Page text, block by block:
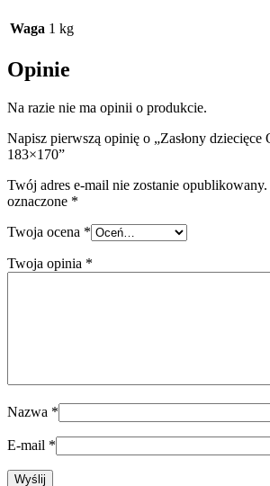
Waga 1 kg
Opinie
Na razie nie ma opinii o produkcie.
Napisz pierwszą opinię o „Zasłony
183×170”
Twój adres e-mail nie zostanie opublikowany.
oznaczone *
Twoja ocena *
Twoja opinia *
Nazwa *
E-mail *